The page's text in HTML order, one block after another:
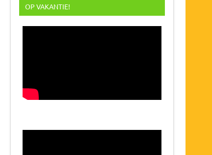
OP VAKANTIE!